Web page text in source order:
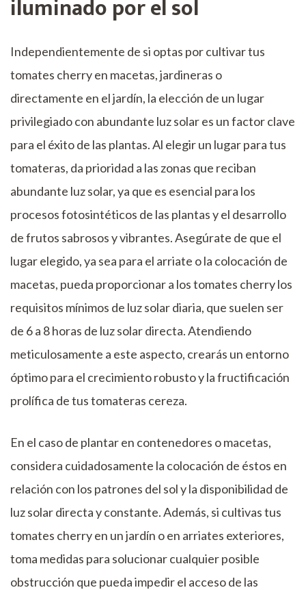
iluminado por el sol
Independientemente de si optas por cultivar tus
tomates cherry en macetas, jardineras o
directamente en el jardín, la elección de un lugar
privilegiado con abundante luz solar es un factor clave
para el éxito de las plantas. Al elegir un lugar para tus
tomateras, da prioridad a las zonas que reciban
abundante luz solar, ya que es esencial para los
procesos fotosintéticos de las plantas y el desarrollo
de frutos sabrosos y vibrantes. Asegúrate de que el
lugar elegido, ya sea para el arriate o la colocación de
macetas, pueda proporcionar a los tomates cherry los
requisitos mínimos de luz solar diaria, que suelen ser
de 6 a 8 horas de luz solar directa. Atendiendo
meticulosamente a este aspecto, crearás un entorno
óptimo para el crecimiento robusto y la fructificación
prolífica de tus tomateras cereza.
En el caso de plantar en contenedores o macetas,
considera cuidadosamente la colocación de éstos en
relación con los patrones del sol y la disponibilidad de
luz solar directa y constante. Además, si cultivas tus
tomates cherry en un jardín o en arriates exteriores,
toma medidas para solucionar cualquier posible
obstrucción que pueda impedir el acceso de las